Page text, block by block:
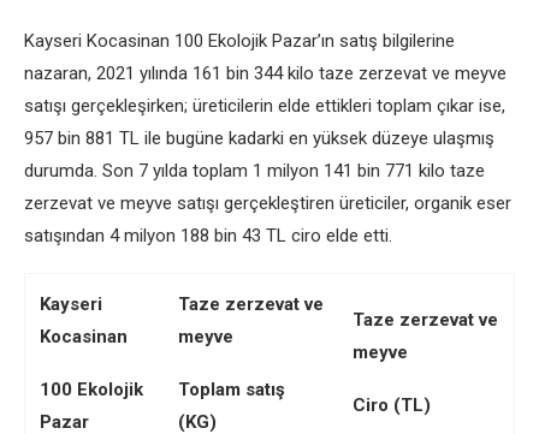
Kayseri Kocasinan 100 Ekolojik Pazar’ın satış bilgilerine
nazaran, 2021 yılında 161 bin 344 kilo taze zerzevat ve meyve
satışı gerçekleşirken; üreticilerin elde ettikleri toplam çıkar ise,
957 bin 881 TL ile bugüne kadarki en yüksek düzeye ulaşmış
durumda. Son 7 yılda toplam 1 milyon 141 bin 771 kilo taze
zerzevat ve meyve satışı gerçekleştiren üreticiler, organik eser
satışından 4 milyon 188 bin 43 TL ciro elde etti.
Kayseri
Kocasinan
100 Ekolojik
Pazar
Taze zerzevat ve
meyve
Toplam satış
(KG)
Taze zerzevat ve
meyve
Ciro (TL)